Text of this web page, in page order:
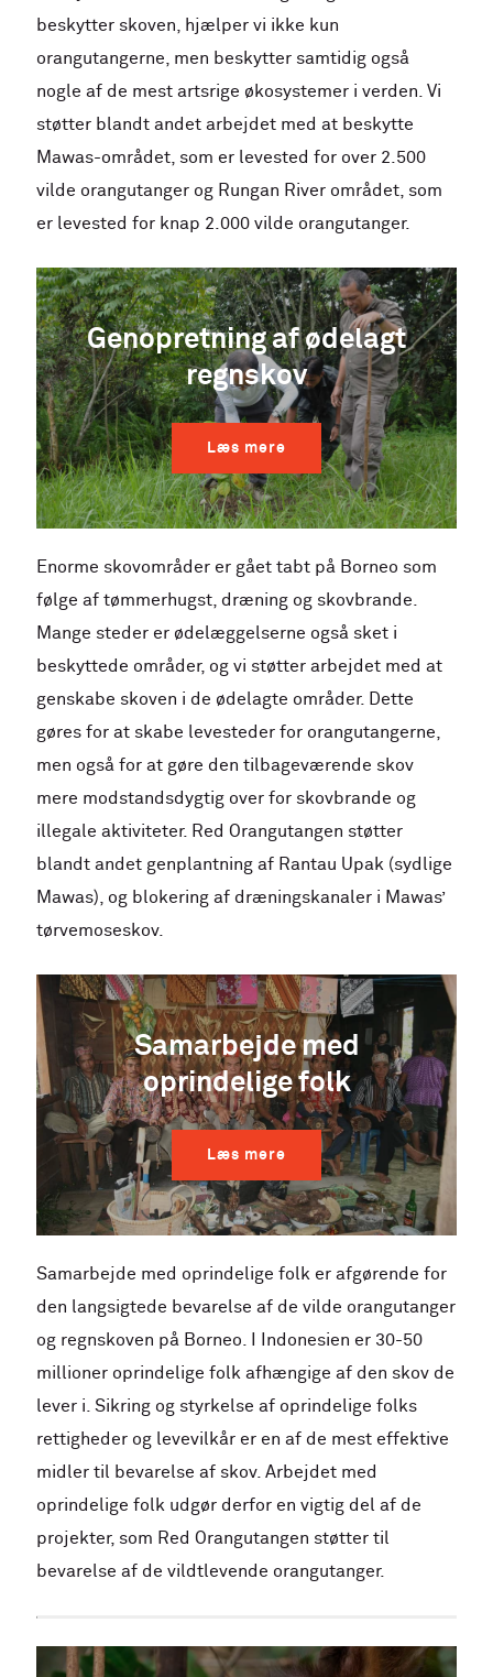
beskytter skoven, hjælper vi ikke kun
orangutangerne, men beskytter samtidig også
nogle af de mest artsrige økosystemer i verden. Vi
støtter blandt andet arbejdet med at beskytte
Mawas-området, som er levested for over 2.500
vilde orangutanger og Rungan River området, som
er levested for knap 2.000 vilde orangutanger.
Genopretning af ødelagt
regnskov
Læs mere
Enorme skovområder er gået tabt på Borneo som
følge af tømmerhugst, dræning og skovbrande.
Mange steder er ødelæggelserne også sket i
beskyttede områder, og vi støtter arbejdet med at
genskabe skoven i de ødelagte områder. Dette
gøres for at skabe levesteder for orangutangerne,
men også for at gøre den tilbageværende skov
mere modstandsdygtig over for skovbrande og
illegale aktiviteter. Red Orangutangen støtter
blandt andet genplantning af Rantau Upak (sydlige
Mawas), og blokering af dræningskanaler i Mawas’
tørvemoseskov.
Samarbejde med
oprindelige folk
Læs mere
Samarbejde med oprindelige folk er afgørende for
den langsigtede bevarelse af de vilde orangutanger
og regnskoven på Borneo. I Indonesien er 30-50
millioner oprindelige folk afhængige af den skov de
lever i. Sikring og styrkelse af oprindelige folks
rettigheder og levevilkår er en af de mest effektive
midler til bevarelse af skov. Arbejdet med
oprindelige folk udgør derfor en vigtig del af de
projekter, som Red Orangutangen støtter til
bevarelse af de vildtlevende orangutanger.